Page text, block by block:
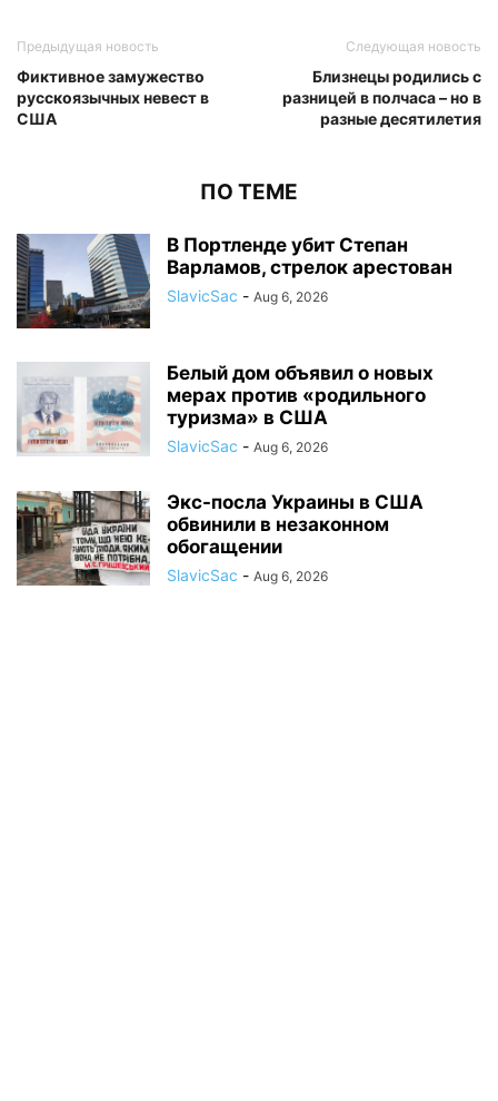
Предыдущая новость
Фиктивное замужество
русскоязычных невест в
США
Следующая новость
Близнецы родились с
разницей в полчаса – но в
разные десятилетия
ПО ТЕМЕ
В Портленде убит Степан
Варламов, стрелок арестован
SlavicSac - Aug 6, 2026
Белый дом объявил о новых
мерах против «родильного
туризма» в США
SlavicSac - Aug 6, 2026
Экс-посла Украины в США
обвинили в незаконном
обогащении
SlavicSac - Aug 6, 2026